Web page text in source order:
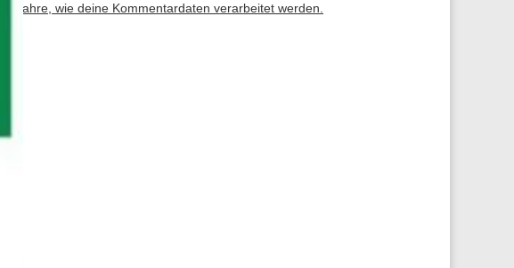
Erfahre, wie deine Kommentardaten verarbeitet werden.